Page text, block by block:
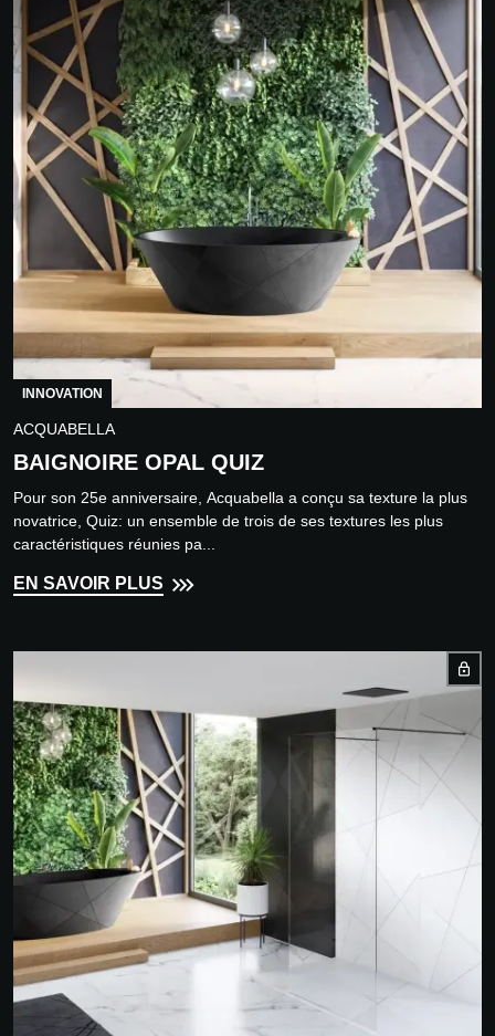
INNOVATION
ACQUABELLA
BAIGNOIRE OPAL QUIZ
Pour son 25e anniversaire, Acquabella a conçu sa texture la plus
novatrice, Quiz: un ensemble de trois de ses textures les plus
caractéristiques réunies pa...
EN SAVOIR PLUS